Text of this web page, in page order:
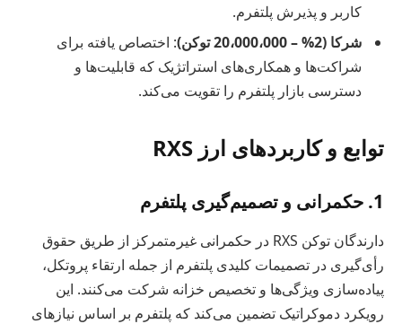
کاربر و پذیرش پلتفرم.
شرکا (2% – 20،000،000 توکن)
: اختصاص یافته برای
شراکت‌ها و همکاری‌های استراتژیک که قابلیت‌ها و
دسترسی بازار پلتفرم را تقویت می‌کند.
توابع و کاربردهای ارز RXS
1. حکمرانی و تصمیم‌گیری پلتفرم
دارندگان توکن RXS در حکمرانی غیرمتمرکز از طریق حقوق
رأی‌گیری در تصمیمات کلیدی پلتفرم از جمله ارتقاء پروتکل،
پیاده‌سازی ویژگی‌ها و تخصیص خزانه شرکت می‌کنند. این
رویکرد دموکراتیک تضمین می‌کند که پلتفرم بر اساس نیازهای